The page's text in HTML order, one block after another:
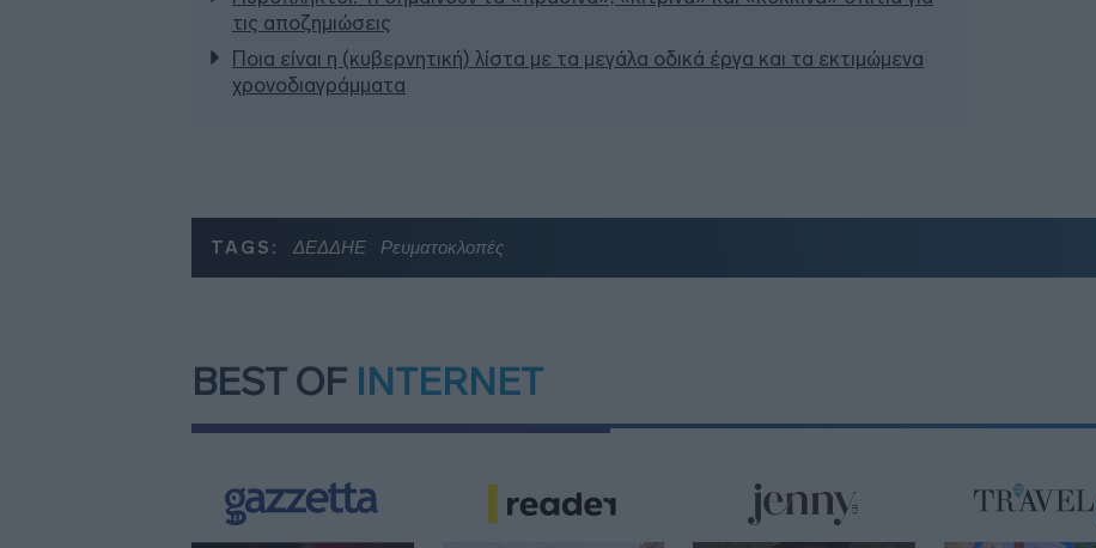
τις αποζημιώσεις
Ποια είναι η (κυβερνητική) λίστα με τα μεγάλα οδικά έργα και τα εκτιμώμενα
χρονοδιαγράμματα
TAGS: ΔΕΔΔΗΕ Ρευματοκλοπές
BEST OF INTERNET